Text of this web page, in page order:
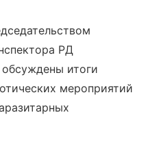
РД
итоги
мероприятий